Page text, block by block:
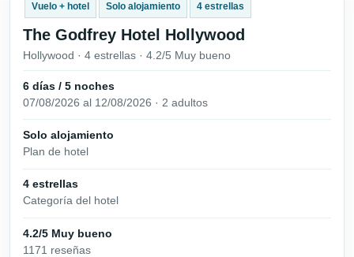
Vuelo + hotel Solo alojamiento 4 estrellas
The Godfrey Hotel Hollywood
Hollywood · 4 estrellas · 4.2/5 Muy bueno
6 días / 5 noches
07/08/2026 al 12/08/2026 · 2 adultos
Solo alojamiento
Plan de hotel
4 estrellas
Categoría del hotel
4.2/5 Muy bueno
1171 reseñas